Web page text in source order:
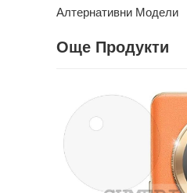
Алтернативни Модели
Още Продукти